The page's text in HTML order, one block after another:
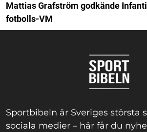
Mattias Grafström godkände
fotbolls-VM
Sportbibeln är Sveriges största
sociala medier – här får du